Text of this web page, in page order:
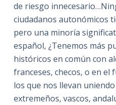
de riesgo
ciudadanos autonómicos
pero una minoría
español, ¿Tenemos más
históricos en común con
franceses, checos, o en
los que nos llevan
extremeños, vascos,